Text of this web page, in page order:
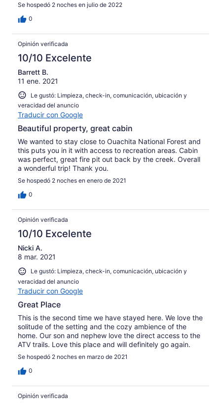
Se hospedó 2 noches en julio de 2022
0
Opinión verificada
10/10 Excelente
Barrett B.
11 ene. 2021
Le gustó: Limpieza, check-in, comunicación, ubicación y
veracidad del anuncio
Traducir con Google
Beautiful property, great cabin
We wanted to stay close to Ouachita National Forest and
this puts you in it with access to recreation areas. Cabin
was perfect, great fire pit out back by the creek. Overall
a wonderful trip! Thank you.
Se hospedó 2 noches en enero de 2021
0
Opinión verificada
10/10 Excelente
Nicki A.
8 mar. 2021
Le gustó: Limpieza, check-in, comunicación, ubicación y
veracidad del anuncio
Traducir con Google
Great Place
This is the second time we have stayed here. We love the
solitude of the setting and the cozy ambience of the
home. Our son and nephew love the direct access to the
ATV trails. Love this place and will definitely go again.
Se hospedó 2 noches en marzo de 2021
0
Opinión verificada